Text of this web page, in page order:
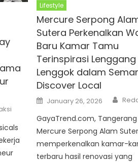
Lifestyle
Mercure Serpong
Sutera Perkenalkan
Baru Kamar Tamu
Terinspirasi Lenggang
Lenggok dalam
Discover Local
Posted
on
January 26, 2026
GayaTrend.com,
Mercure Serpong Alam
memperkenalkan kamar-
terbaru hasil renovasi yang